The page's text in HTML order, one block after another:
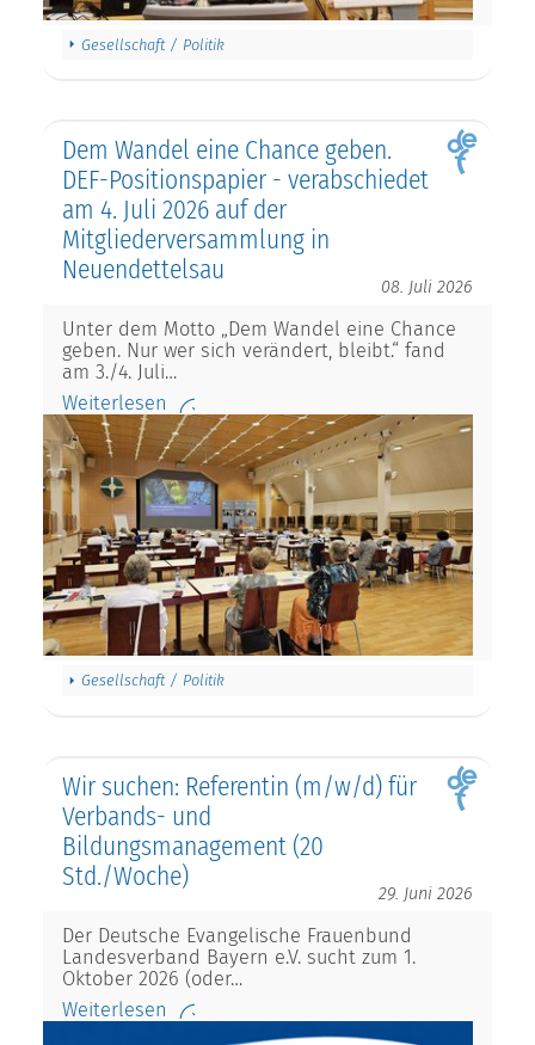
Gesellschaft / Politik
Dem Wandel eine Chance geben.
DEF-Positionspapier - verabschiedet
am 4. Juli 2026 auf der
Mitgliederversammlung in
Neuendettelsau
08. Juli 2026
Unter dem Motto „Dem Wandel eine Chance
geben. Nur wer sich verändert, bleibt.“ fand
am 3./4. Juli…
Weiterlesen
Gesellschaft / Politik
Wir suchen: Referentin (m/w/d) für
Verbands- und
Bildungsmanagement (20
Std./Woche)
29. Juni 2026
Der Deutsche Evangelische Frauenbund
Landesverband Bayern e.V. sucht zum 1.
Oktober 2026 (oder…
Weiterlesen